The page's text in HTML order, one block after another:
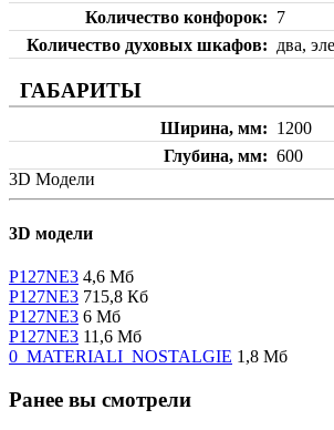
Количество конфорок
7
Количество духовых шкафов
два,
ГАБАРИТЫ
Ширина, мм
1200
Глубина, мм
600
3D Модели
3D модели
P127NE3 4,6 Мб
P127NE3 715,8 Кб
P127NE3 6 Мб
P127NE3 11,6 Мб
0_MATERIALI_NOSTALGIE 1,8 Мб
Ранее вы смотрели